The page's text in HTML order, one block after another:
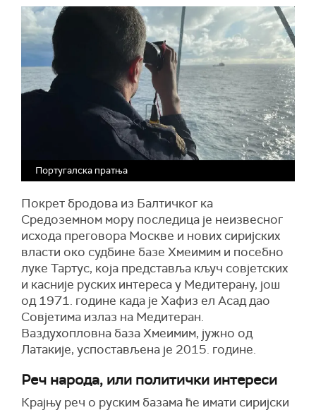
Португалска пратња
Покрет бродова из Балтичког ка
Средоземном мору последица је неизвесног
исхода преговора Москве и нових сиријских
власти око судбине базе Хмеимим и посебно
луке Тартус, која представља кључ совјетских
и касније руских интереса у Медитерану, још
од 1971. године када је Хафиз ел Асад дао
Совјетима излаз на Медитеран.
Ваздухопловна база Хмеимим, јужно од
Латакије, успостављена је 2015. године.
Реч народа, или политички интереси
Крајњу реч о руским базама ће имати сиријски